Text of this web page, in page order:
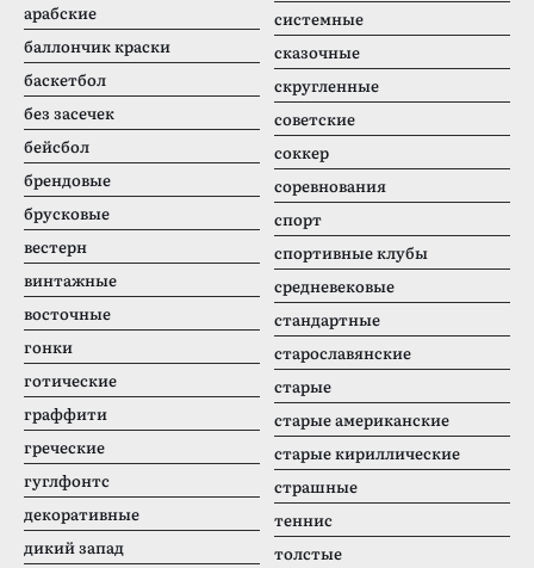
арабские
баллончик краски
баскетбол
без засечек
бейсбол
брендовые
брусковые
вестерн
винтажные
восточные
гонки
готические
граффити
греческие
гуглфонтс
декоративные
дикий запад
системные
сказочные
скругленные
советские
соккер
соревнования
спорт
спортивные клубы
средневековые
стандартные
старославянские
старые
старые американские
старые кириллические
страшные
теннис
толстые